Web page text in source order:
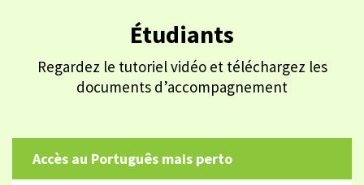
Étudiants
Regardez le tutoriel vidéo et téléchargez les
documents d’accompagnement
Accès au Português mais perto